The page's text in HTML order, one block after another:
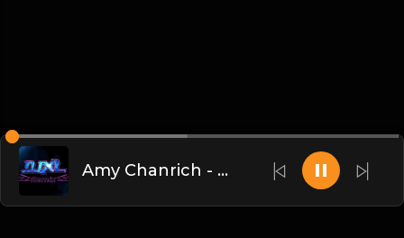
Amy Chanrich - 绅士(Dj小罗 ProgHouse Mix国语女)